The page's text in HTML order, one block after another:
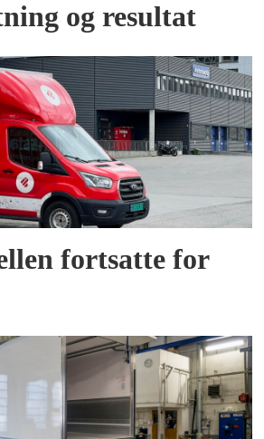
og resultat
fortsatte for